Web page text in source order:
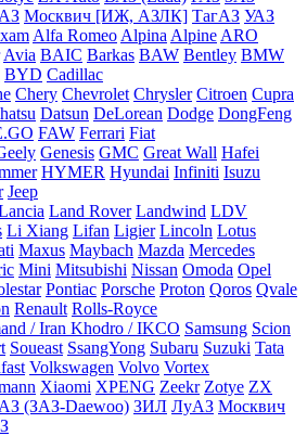
Москвич [ИЖ, АЗЛК] ТагАЗ УАЗ
Alfa Romeo Alpina Alpine ARO
Avia BAIC Barkas BAW Bentley BMW
BYD Cadillac
Chery Chevrolet Chrysler Citroen Cupra
Datsun DeLorean Dodge DongFeng
FAW Ferrari Fiat
Genesis GMC Great Wall Hafei
HYMER Hyundai Infiniti Isuzu
Jeep
Land Rover Landwind LDV
Li Xiang Lifan Ligier Lincoln Lotus
Maxus Maybach Mazda Mercedes
Mini Mitsubishi Nissan Omoda Opel
Pontiac Porsche Proton Qoros Qvale
Renault Rolls-Royce
/ Iran Khodro / IKCO Samsung Scion
Soueast SsangYong Subaru Suzuki Tata
Volkswagen Volvo Vortex
Xiaomi XPENG Zeekr Zotye ZX
(ЗАЗ-Daewoo) ЗИЛ ЛуАЗ Москвич